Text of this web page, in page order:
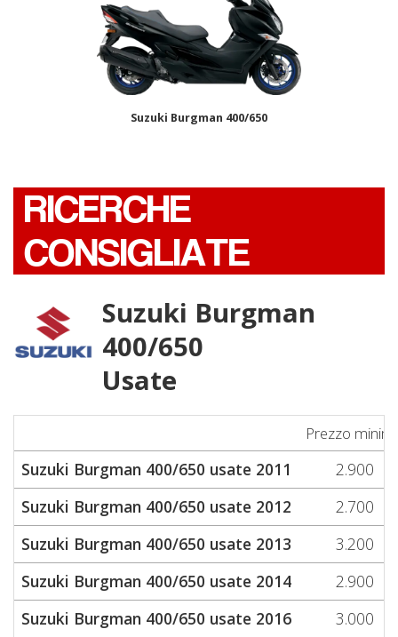
Suzuki Burgman 400/650
RICERCHE
CONSIGLIATE
Suzuki Burgman
400/650
Usate
Prezzo
Suzuki Burgman 400/650 usate 2011
2.900
Suzuki Burgman 400/650 usate 2012
2.700
Suzuki Burgman 400/650 usate 2013
3.200
Suzuki Burgman 400/650 usate 2014
2.900
Suzuki Burgman 400/650 usate 2016
3.000